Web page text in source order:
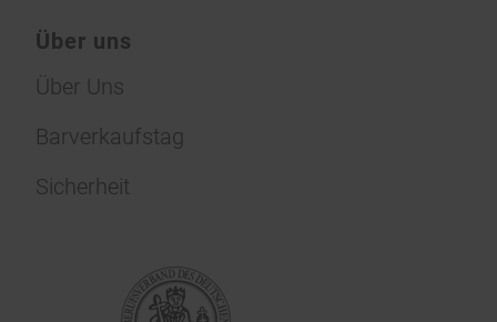
Über uns
Über Uns
Barverkaufstag
Sicherheit